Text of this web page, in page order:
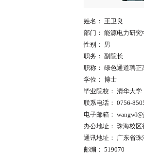
姓名： 王卫良
部门： 能源电力研究
性别： 男
职务： 副院长
职称： 绿色通道聘正
学位： 博士
毕业院校： 清华大学
联系电话： 0756-
电子邮箱：
办公地址： 珠海校区
通讯地址： 广东省珠
邮编： 519070